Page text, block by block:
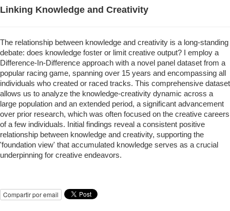
Linking Knowledge and Creativity
The relationship between knowledge and creativity is a long-standing
debate: does knowledge foster or limit creative output? I employ a
Difference-In-Difference approach with a novel panel dataset from a
popular racing game, spanning over 15 years and encompassing all
individuals who created or raced tracks. This comprehensive dataset
allows us to analyze the knowledge-creativity dynamic across a
large population and an extended period, a significant advancement
over prior research, which was often focused on the creative careers
of a few individuals. Initial findings reveal a consistent positive
relationship between knowledge and creativity, supporting the
'foundation view' that accumulated knowledge serves as a crucial
underpinning for creative endeavors.
Compartir por email